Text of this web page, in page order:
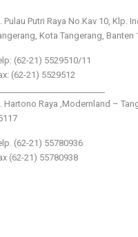
Pulau Putri Raya No.Kav 10, Klp.
Kota Tangerang, Banten
(62-21) 5529510/11
(62-21) 5529512
Hartono Raya ,Modernland –
(62-21) 55780936
(62-21) 55780938